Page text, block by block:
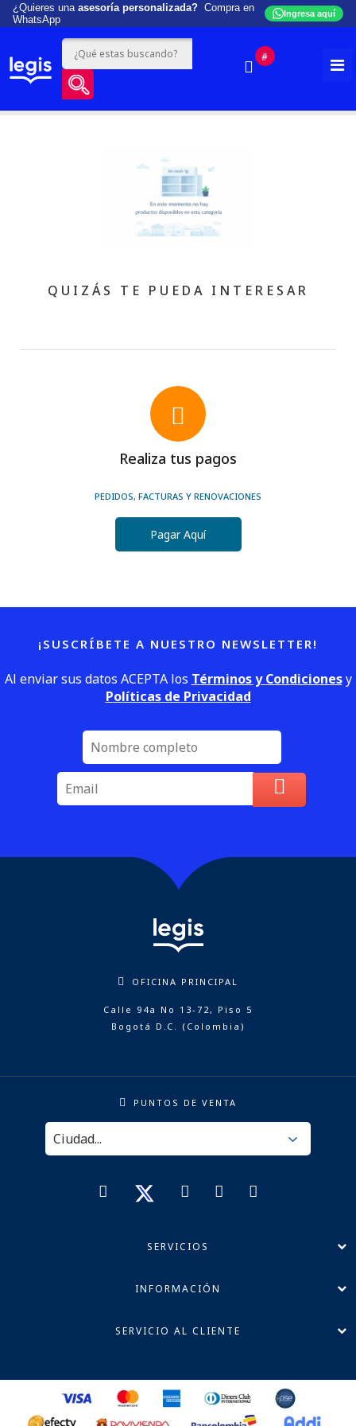
¿Quieres una asesoría personalizada? Compra en
WhatsApp
Ingresa aquí
#
QUIZÁS TE PUEDA INTERESAR
Realiza tus pagos
PEDIDOS, FACTURAS Y RENOVACIONES
Pagar Aquí
¡SUSCRÍBETE A NUESTRO NEWSLETTER!
Al enviar sus datos ACEPTA los Términos y Condicionesy
Políticas de Privacidad
OFICINA PRINCIPAL
Calle 94a No 13-72, Piso 5
Bogotá D.C. (Colombia)
PUNTOS DE VENTA
SERVICIOS
INFORMACIÓN
SERVICIO AL CLIENTE